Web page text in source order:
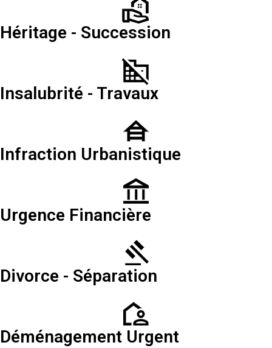
Héritage - Succession
Insalubrité - Travaux
Infraction Urbanistique
Urgence Financière
Divorce - Séparation
Déménagement Urgent